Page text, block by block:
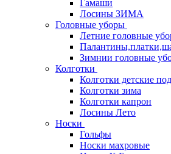
Гамаши
Лосины ЗИМА
Головные уборы
Летние головные
Зимнии головные
Колготки
Колготки детские
Колготки зима
Колготки капрон
Лосины Лето
Носки
Гольфы
Носки махровые